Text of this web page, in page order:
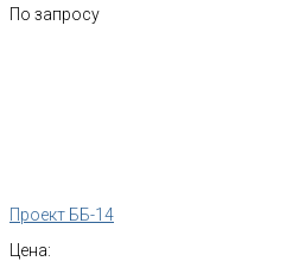
По запросу
Проект ББ-14
Цена: